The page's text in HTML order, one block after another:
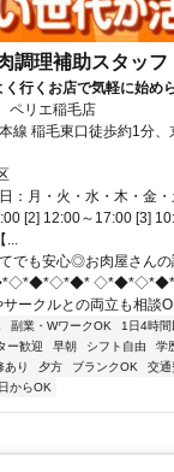
調理補助スタッフ
く行くお店で気軽に始め
タリ＜履歴書不要＞
ペリエ稲毛店
線 稲毛東口徒歩約1分、
みどり台徒歩約23分 中
千葉線「京成稲毛駅」
ス10分
：月・火・水・木・金
[2] 12:00～17:00 [3]
でも安心◎お肉屋さんの
ークルとの両立も相談
副業・WワークOK 1日4時間
ー歓迎 早朝 シフト自由 学
あり 夕方 ブランクOK 交通
からOK